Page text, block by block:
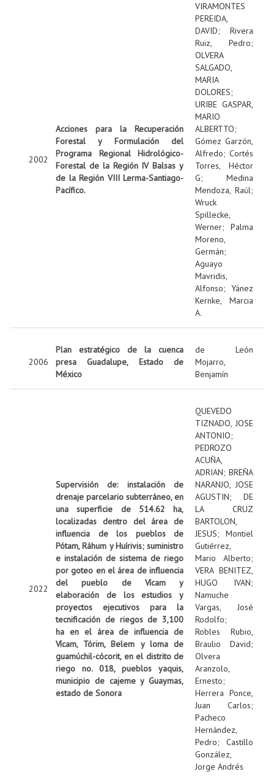
2002
Acciones para la Recuperación
Forestal y Formulación del
Programa Regional Hidrológico-
Forestal de la Región IV Balsas y
de la Región VIII Lerma-Santiago-
Pacífico.
VIRAMONTES
PEREIDA,
DAVID; Rivera
Ruiz, Pedro;
OLVERA
SALGADO,
MARIA
DOLORES;
URIBE GASPAR,
MARIO
ALBERTTO;
Gómez Garzón,
Alfredo; Cortés
Torres, Héctor
G; Medina
Mendoza, Raúl;
Wruck
Spillecke,
Werner; Palma
Moreno,
Germán;
Aguayo
Mavridis,
Alfonso; Yánez
Kernke, Marcia
A.
2006
Plan estratégico de la cuenca
presa Guadalupe, Estado de
México
de León
Mojarro,
Benjamín
2022
Supervisión de: instalación de
drenaje parcelario subterráneo, en
una superficie de 514.62 ha,
localizadas dentro del área de
influencia de los pueblos de
Pótam, Ráhum y Huírivis; suministro
e instalación de sistema de riego
por goteo en el área de influencia
del pueblo de Vícam y
elaboración de los estudios y
proyectos ejecutivos para la
tecnificación de riegos de 3,100
ha en el área de influencia de
Vícam, Tórim, Belem y loma de
guamúchil-cócorit, en el distrito de
riego no. 018, pueblos yaquis,
municipio de cajeme y Guaymas,
estado de Sonora
QUEVEDO
TIZNADO, JOSE
ANTONIO;
PEDROZO
ACUÑA,
ADRIAN; BREÑA
NARANJO, JOSE
AGUSTIN; DE
LA CRUZ
BARTOLON,
JESUS; Montiel
Gutiérrez,
Mario Alberto;
VERA BENITEZ,
HUGO IVAN;
Namuche
Vargas, José
Rodolfo;
Robles Rubio,
Braulio David;
Olvera
Aranzolo,
Ernesto;
Herrera Ponce,
Juan Carlos;
Pacheco
Hernández,
Pedro; Castillo
González,
Jorge Andrés